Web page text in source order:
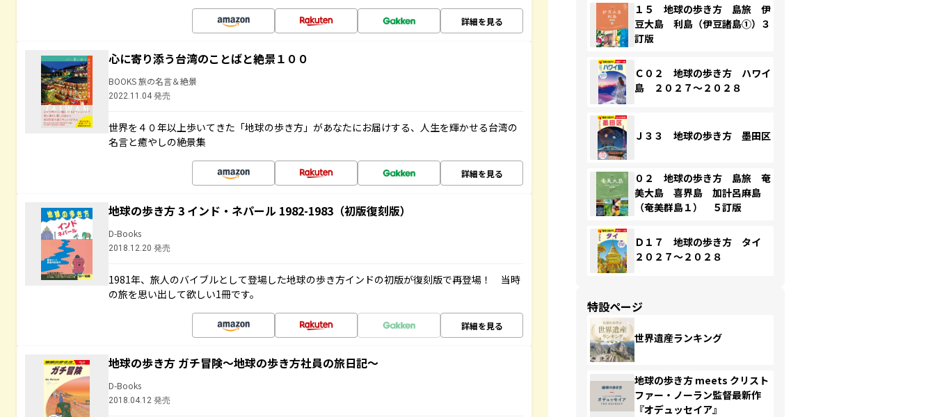
詳細を見る
心に寄り添う台湾のことばと絶景１００
BOOKS 旅の名言＆絶景
2022.11.04 発売
世界を４０年以上歩いてきた「地球の歩き方」があなたにお届けする、人生を輝かせる台湾の
名言と癒やしの絶景集
詳細を見る
地球の歩き方 3 インド・ネパール 1982-1983（初版復刻版）
D-Books
2018.12.20 発売
1981年、旅人のバイブルとして登場した地球の歩き方インドの初版が復刻版で再登場！ 当時
の旅を思い出して欲しい1冊です。
詳細を見る
地球の歩き方 ガチ冒険～地球の歩き方社員の旅日記～
D-Books
2018.04.12 発売
１５ 地球の歩き方 島旅 伊
豆大島 利島（伊豆諸島①）３
訂版
Ｃ０２ 地球の歩き方 ハワイ
島 ２０２７～２０２８
Ｊ３３ 地球の歩き方 墨田区
０２ 地球の歩き方 島旅 奄
美大島 喜界島 加計呂麻島
（奄美群島１） ５訂版
Ｄ１７ 地球の歩き方 タイ
２０２７～２０２８
特設ページ
世界遺産ランキング
地球の歩き方 meets クリスト
ファー・ノーラン監督最新作
『オデュッセイア』